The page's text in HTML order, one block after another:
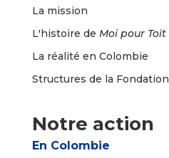
La mission
L'histoire de Moi pour Toit
La réalité en Colombie
Structures de la Fondation
Notre action
En Colombie